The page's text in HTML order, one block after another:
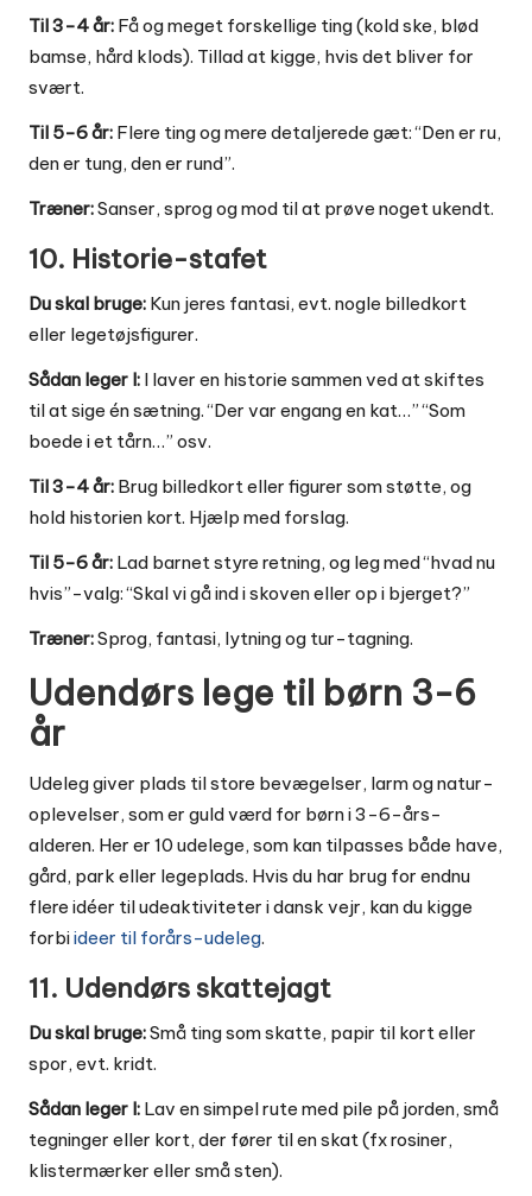
Til 3-4 år: Få og meget forskellige ting (kold ske, blød
bamse, hård klods). Tillad at kigge, hvis det bliver for
svært.
Til 5-6 år: Flere ting og mere detaljerede gæt: “Den er ru,
den er tung, den er rund”.
Træner:Sanser, sprog og mod til at prøve noget ukendt.
10. Historie-stafet
Du skal bruge: Kun jeres fantasi, evt. nogle billedkort
eller legetøjsfigurer.
Sådan leger I: I laver en historie sammen ved at skiftes
til at sige én sætning. “Der var engang en kat…” “Som
boede i et tårn…” osv.
Til 3-4 år: Brug billedkort eller figurer som støtte, og
hold historien kort. Hjælp med forslag.
Til 5-6 år: Lad barnet styre retning, og leg med “hvad nu
hvis”-valg: “Skal vi gå ind i skoven eller op i bjerget?”
Træner:Sprog, fantasi, lytning og tur-tagning.
Udendørs lege til børn 3-6
år
Udeleg giver plads til store bevægelser, larm og natur-
oplevelser, som er guld værd for børn i 3-6-års-
alderen. Her er 10 udelege, som kan tilpasses både have,
gård, park eller legeplads. Hvis du har brug for endnu
flere idéer til udeaktiviteter i dansk vejr, kan du kigge
forbiideer til forårs-udeleg.
11. Udendørs skattejagt
Du skal bruge:Små ting som skatte, papir til kort eller
spor, evt. kridt.
Sådan leger I: Lav en simpel rute med pile på jorden, små
tegninger eller kort, der fører til en skat (fx rosiner,
klistermærker eller små sten).